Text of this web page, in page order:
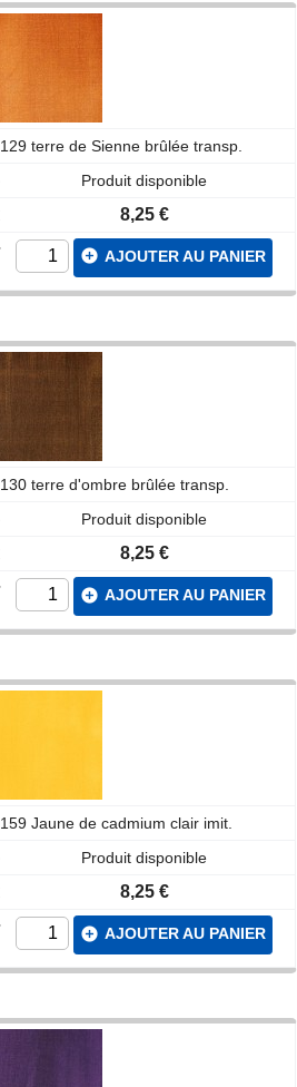
129 terre de Sienne brûlée transp.
Produit disponible
8,25 €
add_circle AJOUTER AU PANIER
130 terre d'ombre brûlée transp.
Produit disponible
8,25 €
add_circle AJOUTER AU PANIER
159 Jaune de cadmium clair imit.
Produit disponible
8,25 €
add_circle AJOUTER AU PANIER